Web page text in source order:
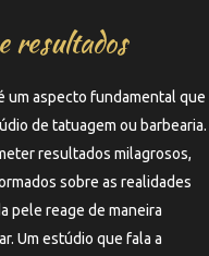
resultados
um aspecto fundamental que
de tatuagem ou barbearia.
resultados milagrosos,
sobre as realidades
pele reage de maneira
Um estúdio que fala a